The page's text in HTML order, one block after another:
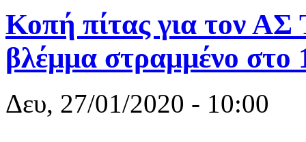
Κοπή πίτας για τον
βλέμμα στραμμένο
Δευ, 27/01/2020 - 10:00